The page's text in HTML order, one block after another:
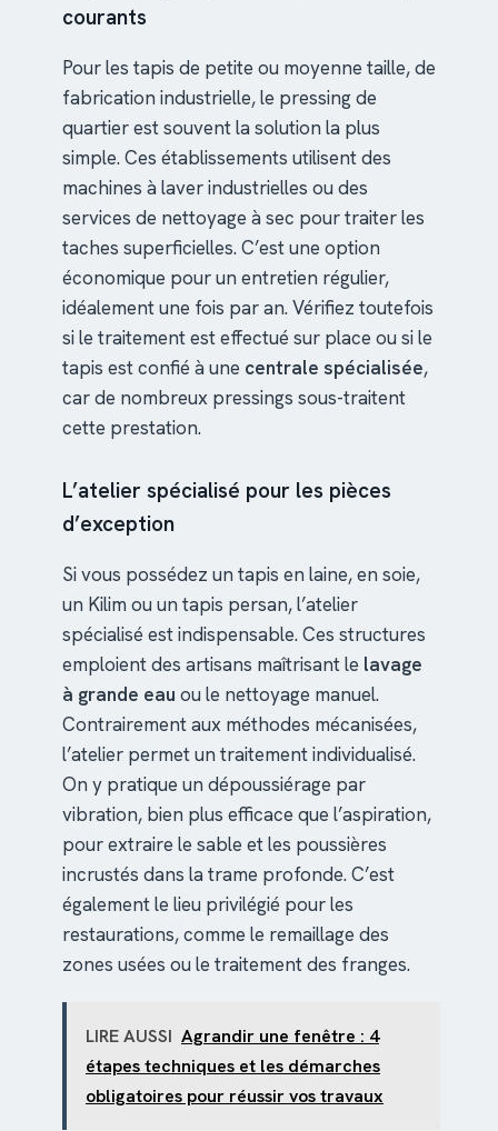
courants
Pour les tapis de petite ou moyenne taille, de
fabrication industrielle, le pressing de
quartier est souvent la solution la plus
simple. Ces établissements utilisent des
machines à laver industrielles ou des
services de nettoyage à sec pour traiter les
taches superficielles. C’est une option
économique pour un entretien régulier,
idéalement une fois par an. Vérifiez toutefois
si le traitement est effectué sur place ou si le
tapis est confié à une centrale spécialisée,
car de nombreux pressings sous-traitent
cette prestation.
L’atelier spécialisé pour les pièces
d’exception
Si vous possédez un tapis en laine, en soie,
un Kilim ou un tapis persan, l’atelier
spécialisé est indispensable. Ces structures
emploient des artisans maîtrisant le lavage
à grande eau ou le nettoyage manuel.
Contrairement aux méthodes mécanisées,
l’atelier permet un traitement individualisé.
On y pratique un dépoussiérage par
vibration, bien plus efficace que l’aspiration,
pour extraire le sable et les poussières
incrustés dans la trame profonde. C’est
également le lieu privilégié pour les
restaurations, comme le remaillage des
zones usées ou le traitement des franges.
LIRE AUSSI Agrandir une fenêtre : 4
étapes techniques et les démarches
obligatoires pour réussir vos travaux